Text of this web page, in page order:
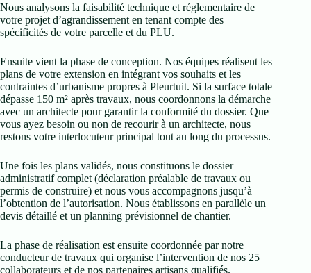
Nous analysons la faisabilité technique et réglementaire de
votre projet d’agrandissement en tenant compte des
spécificités de votre parcelle et du PLU.
Ensuite vient la phase de conception. Nos équipes réalisent les
plans de votre extension en intégrant vos souhaits et les
contraintes d’urbanisme propres à Pleurtuit. Si la surface totale
dépasse 150 m² après travaux, nous coordonnons la démarche
avec un architecte pour garantir la conformité du dossier. Que
vous ayez besoin ou non de recourir à un architecte, nous
restons votre interlocuteur principal tout au long du processus.
Une fois les plans validés, nous constituons le dossier
administratif complet (déclaration préalable de travaux ou
permis de construire) et nous vous accompagnons jusqu’à
l’obtention de l’autorisation. Nous établissons en parallèle un
devis détaillé et un planning prévisionnel de chantier.
La phase de réalisation est ensuite coordonnée par notre
conducteur de travaux qui organise l’intervention de nos 25
collaborateurs et de nos partenaires artisans qualifiés.